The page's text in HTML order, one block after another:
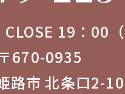
19：00
〒670-0935
路市 北条口